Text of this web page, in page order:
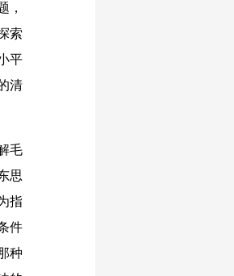
，
索
平
清
毛
思
指
件
种